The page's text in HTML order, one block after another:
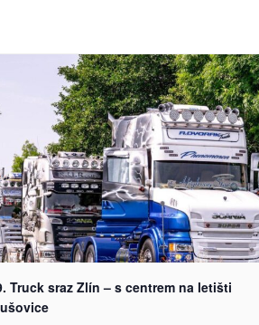
Truck sraz Zlín – s centrem na letišti